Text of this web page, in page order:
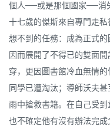
個人──或是那個國家──消
十七歲的傑斯來自專門走
想不到的任務：成為正式
因而展開了不得已的雙面
穿，更因圖書館冷血無情
同學已遭淘汰；導師沃夫
雨中搶救書籍。在自己受
也不確定他有沒有辦法完